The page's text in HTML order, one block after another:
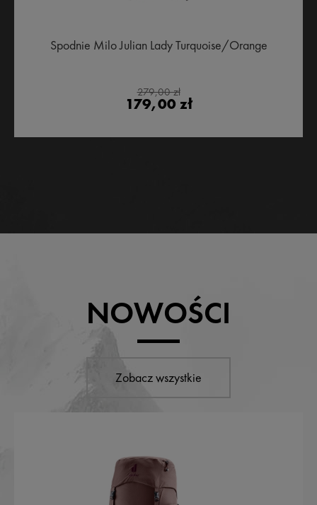
Spodnie Milo Julian Lady Turquoise/Orange
279,00 zł
179,00 zł
NOWOŚCI
Zobacz wszystkie